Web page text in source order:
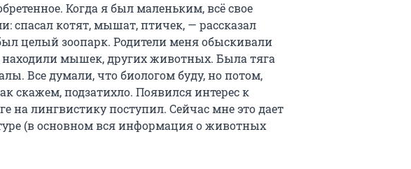
Когда я был маленьким, всё свое
спасал котят, мышат, птичек, — рассказал
целый зоопарк. Родители меня обыскивали
находили мышек, других животных. Была тяга
Все думали, что биологом буду, но потом,
скажем, подзатихло. Появился интерес к
на лингвистику поступил. Сейчас мне это дает
(в основном вся информация о животных